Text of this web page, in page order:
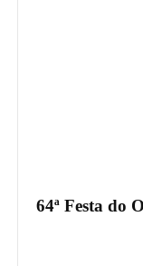
64ª Festa do